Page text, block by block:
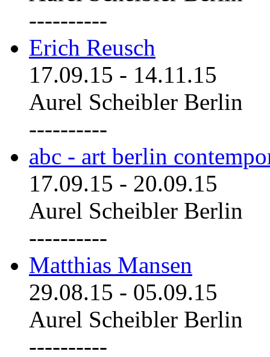
----------
Erich Reusch
17.09.15 - 14.11.15
Aurel Scheibler Berlin
----------
abc - art berlin
17.09.15 - 20.09.15
Aurel Scheibler Berlin
----------
Matthias Mansen
29.08.15 - 05.09.15
Aurel Scheibler Berlin
----------